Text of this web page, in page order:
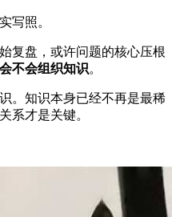
写照。
复盘，或许问题的核心压根
不会组织知识。
。知识本身已经不再是最稀
系才是关键。